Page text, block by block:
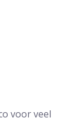
voor veel